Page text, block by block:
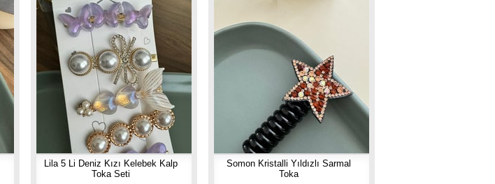
Lila 5 Li Deniz Kızı Kelebek Kalp
Toka Seti
Somon Kristalli Yıldızlı Sarmal
Toka